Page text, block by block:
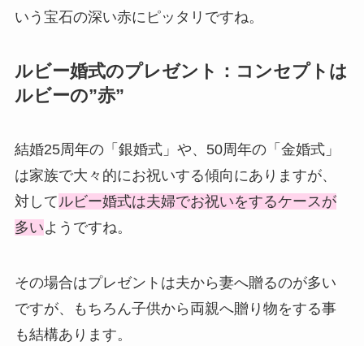
いう宝石の深い赤にピッタリですね。
ルビー婚式のプレゼント：コンセプトは
ルビーの”赤”
結婚25周年の「銀婚式」や、50周年の「金婚式」
は家族で大々的にお祝いする傾向にありますが、
対してルビー婚式は夫婦でお祝いをするケースが
多いようですね。
その場合はプレゼントは夫から妻へ贈るのが多い
ですが、もちろん子供から両親へ贈り物をする事
も結構あります。